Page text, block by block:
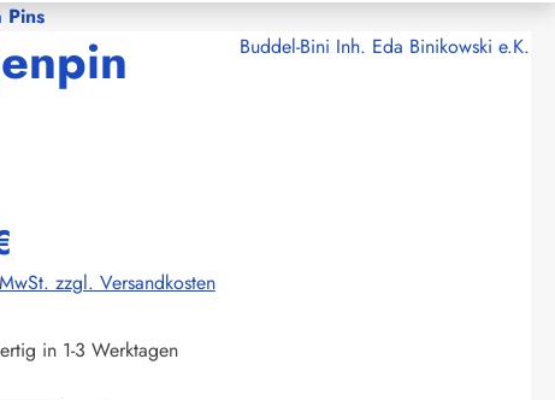
Pins
Buddel-Bini Inh. Eda Binikowski e.K.
zzgl. Versandkosten
in 1-3 Werktagen